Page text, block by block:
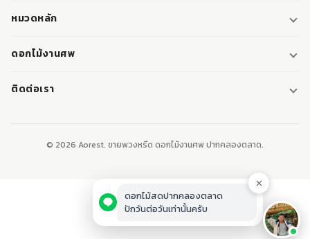
หมวดหลัก
พวงหรีด
พวงหรีดมาลา
หรีดหนังสือ
ดอกไม้งานศพ
ดอกไม้หน้าศพ
ติดต่อเรา
© 2026 Aorest. ขายพวงหรีด ดอกไม้งานศพ ปากคลองตลาด.